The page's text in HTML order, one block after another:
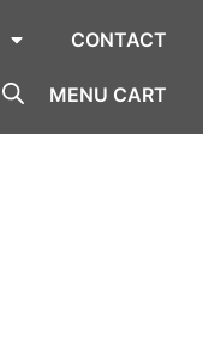
CONTACT
MENU CART